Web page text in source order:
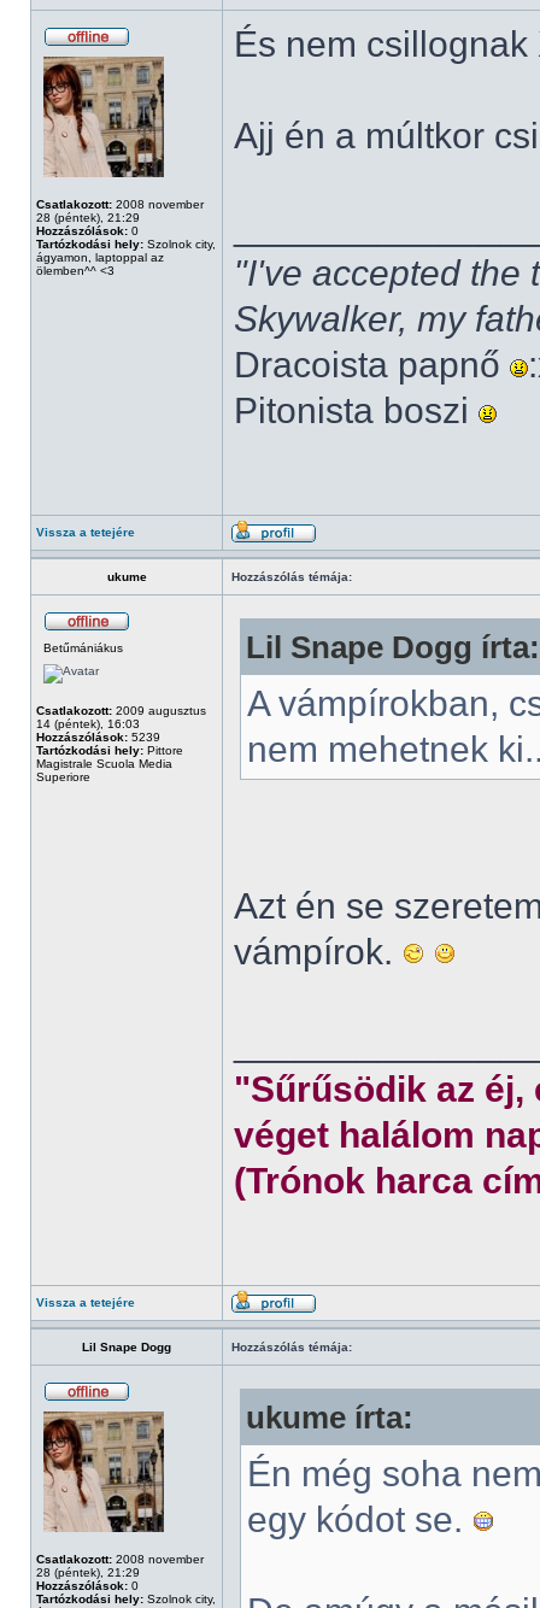
Csatlakozott: 2008 november
28 (péntek), 21:29
Hozzászólások: 0
Tartózkodási hely: Szolnok city,
ágyamon, laptoppal az
ölemben^^ <3
És nem csillognak
Ajj én a múltkor
"I've accepted the
Skywalker, my
Dracoista papnő
Pitonista boszi
Vissza a tetejére
ukume Hozzászólás témája:
Betűmániákus
Csatlakozott: 2009 augusztus
14 (péntek), 16:03
Hozzászólások: 5239
Tartózkodási hely: Pittore
Magistrale Scuola Media
Superiore
Lil Snape Dogg írta:
A vámpírokban,
nem mehetnek
Azt én se
vámpírok.
"Sűrűsödik az éj,
véget halálom
(Trónok harca
Vissza a tetejére
Lil Snape Dogg Hozzászólás témája:
Csatlakozott: 2008 november
28 (péntek), 21:29
Hozzászólások: 0
Tartózkodási hely: Szolnok city,
ukume írta:
Én még soha
egy kódot se.